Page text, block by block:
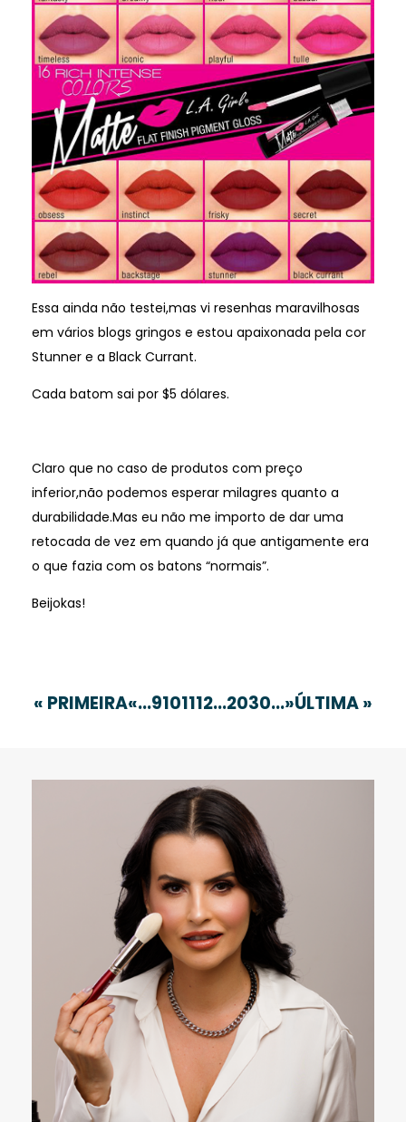
Essa ainda não testei,mas vi resenhas maravilhosas
em vários blogs gringos e estou apaixonada pela cor
Stunner e a Black Currant.
Cada batom sai por $5 dólares.
Claro que no caso de produtos com preço
inferior,não podemos esperar milagres quanto a
durabilidade.Mas eu não me importo de dar uma
retocada de vez em quando já que antigamente era
o que fazia com os batons “normais”.
Beijokas!
« PRIMEIRA«...9101112...2030...»ÚLTIMA »